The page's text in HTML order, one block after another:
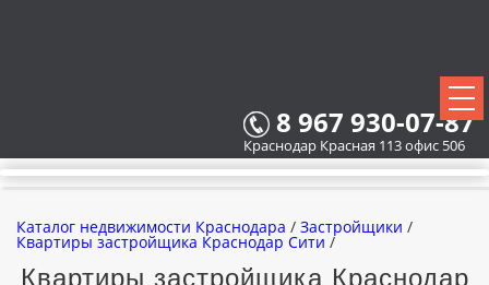
8 967 930-07-87
Краснодар Красная 113 офис 506
Каталог недвижимости Краснодара / Застройщики /
Квартиры застройщика Краснодар Сити /
Квартиры застройщика Краснодар